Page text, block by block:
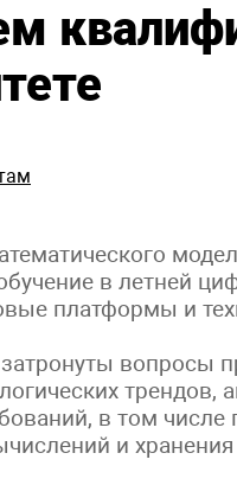
в летней
платформы и
вопросы
трендов,
в том
и